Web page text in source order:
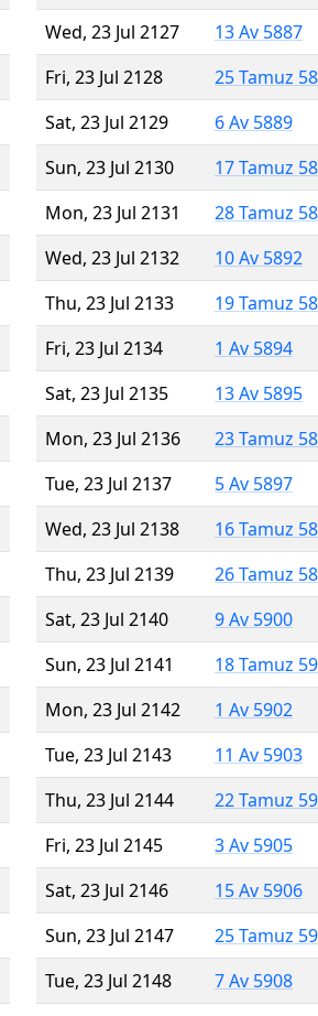
Wed, 23 Jul 2127
13 Av 5887
Fri, 23 Jul 2128
25 Tamuz
Sat, 23 Jul 2129
6 Av 5889
Sun, 23 Jul 2130
17 Tamuz
Mon, 23 Jul 2131
28 Tamuz
Wed, 23 Jul 2132
10 Av 5892
Thu, 23 Jul 2133
19 Tamuz
Fri, 23 Jul 2134
1 Av 5894
Sat, 23 Jul 2135
13 Av 5895
Mon, 23 Jul 2136
23 Tamuz
Tue, 23 Jul 2137
5 Av 5897
Wed, 23 Jul 2138
16 Tamuz
Thu, 23 Jul 2139
26 Tamuz
Sat, 23 Jul 2140
9 Av 5900
Sun, 23 Jul 2141
18 Tamuz
Mon, 23 Jul 2142
1 Av 5902
Tue, 23 Jul 2143
11 Av 5903
Thu, 23 Jul 2144
22 Tamuz
Fri, 23 Jul 2145
3 Av 5905
Sat, 23 Jul 2146
15 Av 5906
Sun, 23 Jul 2147
25 Tamuz
Tue, 23 Jul 2148
7 Av 5908